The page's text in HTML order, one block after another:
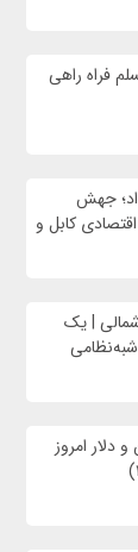
فراه راهی
جهش
کابل و
| یک
دلار امروز